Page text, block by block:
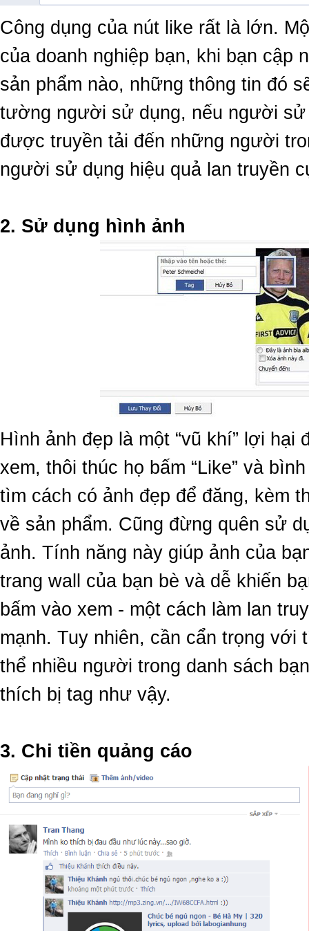
Công dụng của nút like rất là lớn.
của doanh nghiệp bạn, khi bạn cập
sản phẩm nào, những thông tin đó
tường người sử dụng, nếu người sử
được truyền tải đến những người
người sử dụng hiệu quả lan truyền
2. Sử dụng hình ảnh
Hình ảnh đẹp là một “vũ khí” lợi hại
xem, thôi thúc họ bấm “Like” và
tìm cách có ảnh đẹp để đăng, kèm
về sản phẩm. Cũng đừng quên sử
ảnh. Tính năng này giúp ảnh của
trang wall của bạn bè và dễ khiến
bấm vào xem - một cách làm lan
mạnh. Tuy nhiên, cần cẩn trọng với
thể nhiều người trong danh sách
thích bị tag như vậy.
3. Chi tiền quảng cáo